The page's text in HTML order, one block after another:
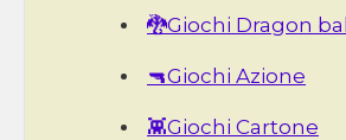
🐉Giochi Dragon ball
🔫Giochi Azione
👾Giochi Cartone